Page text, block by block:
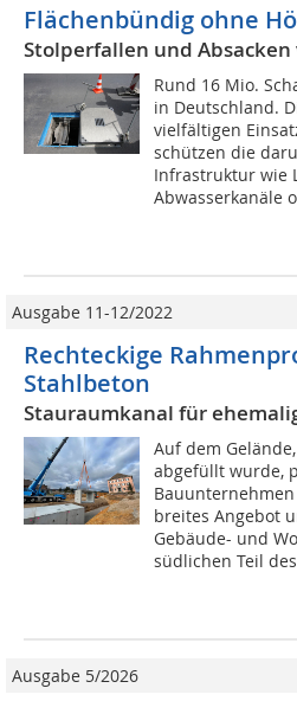
Flächenbündig ohne
Stolperfallen und
Rund 16 Mio.
in Deutschland.
vielfältigen
schützen die
Infrastruktur wie
Abwasserkanäle
Ausgabe 11-12/2022
Rechteckige
Stahlbeton
Stauraumkanal für
Auf dem
abgefüllt wurde,
breites Angebot
Gebäude- und
südlichen Teil
Ausgabe 5/2026